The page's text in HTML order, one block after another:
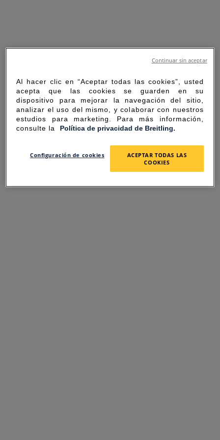
SORRY FOR THE
INCONVENIENCE
Al hacer clic en “Aceptar todas las cookies”, usted
acepta que las cookies se guarden en su
dispositivo para mejorar la navegación del sitio,
analizar el uso del mismo, y colaborar con nuestros
estudios para marketing. Para más información,
consulte la Política de privacidad de Breitling.
Configuración de cookies
ACEPTAR TODAS LAS
COOKIES
Continuar sin aceptar